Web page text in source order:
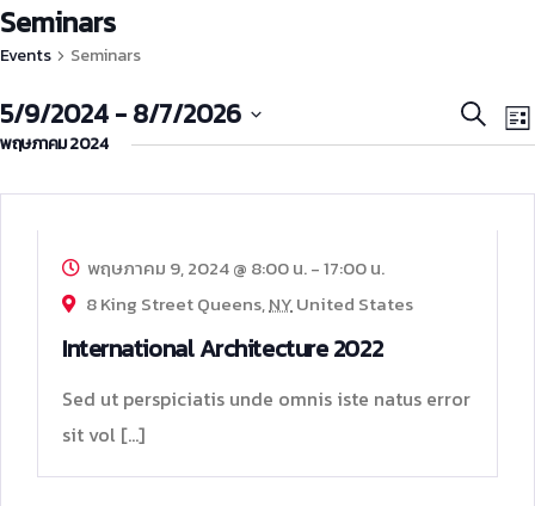
Seminars
Events Seminars
Events
SearchList
5/9/2024 - 8/7/2026
Select
พฤษภาคม 2024
09
พฤษภาคม 9, 2024 @ 8:00 น.-17:00 น.
8 King Street Queens,NYUnited States
International Architecture 2022
Sed ut perspiciatis unde omnis iste natus error
sit vol […]